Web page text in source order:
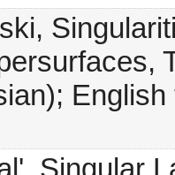
Singular